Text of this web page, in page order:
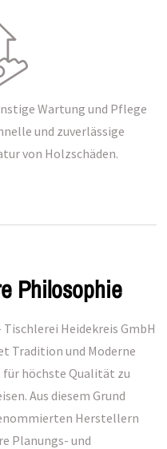
Wartung und Pflege
und zuverlässige
von Holzschäden.
Philosophie
Tischlerei Heidekreis GmbH
Tradition und Moderne
höchste Qualität zu
Aus diesem Grund
Herstellern
Planungs- und